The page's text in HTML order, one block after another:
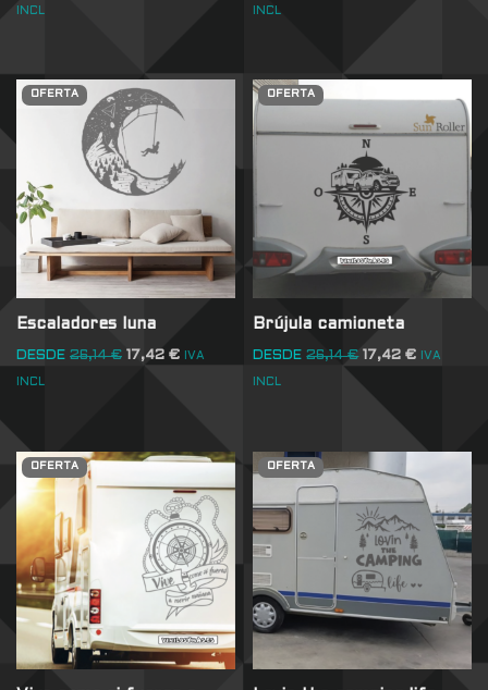
INCL INCL
OFERTA
Escaladores luna
DESDE 26,14€ 17,42 € IVA
INCL
OFERTA
Brújula camioneta
DESDE 26,14€ 17,42€ IVA
INCL
OFERTA OFERTA